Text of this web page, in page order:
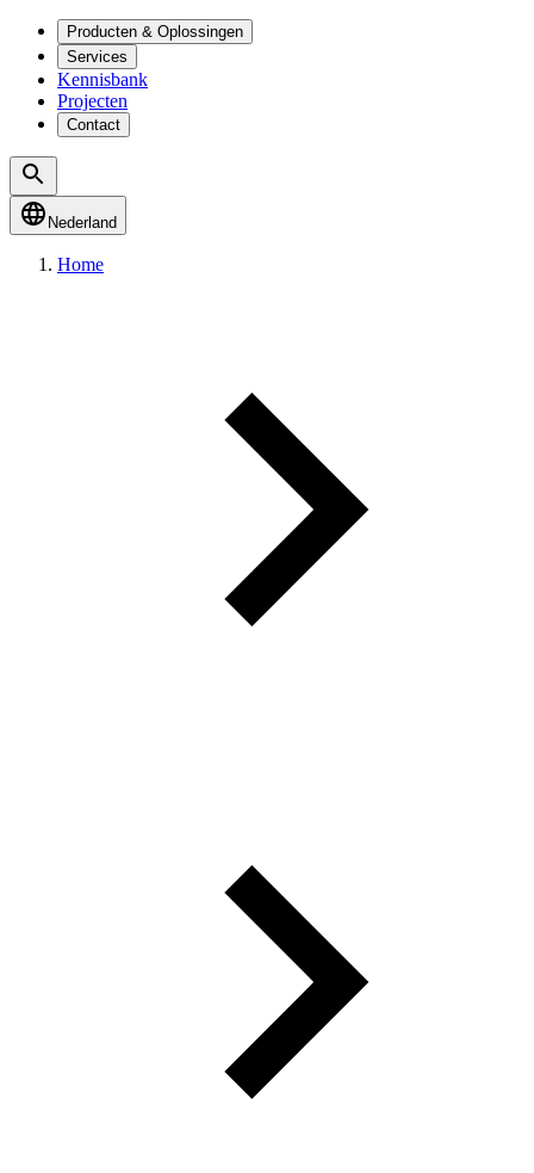
Producten & Oplossingen
Services
Kennisbank
Projecten
Contact
Nederland
Home